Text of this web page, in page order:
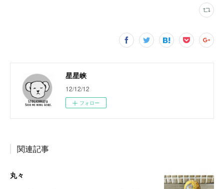
星星峡
12/12/12
フォロー
関連記事
丸々